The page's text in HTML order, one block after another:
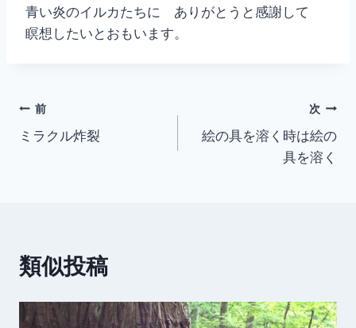
青い炎のイルカたちに ありがとうと感謝して
瞑想したいとおもいます。
投
稿
ー
シ
前
ミラクル炸裂
次
絵の具を溶く時は絵の
具を溶く
類似投稿